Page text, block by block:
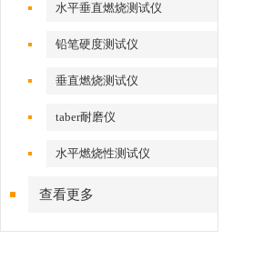
水平垂直燃烧测试仪
铅笔硬度测试仪
垂直燃烧测试仪
taber耐磨仪
水平燃烧性测试仪
查看更多